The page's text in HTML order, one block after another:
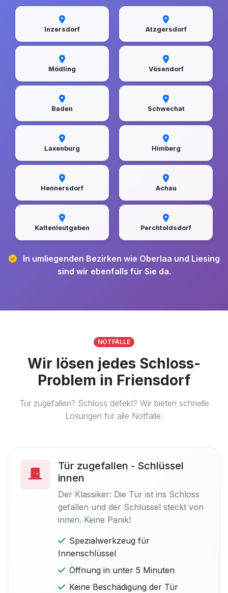
Inzersdorf Atzgersdorf
Mödling Vösendorf
Baden Schwechat
Laxenburg Himberg
Hennersdorf Achau
Kaltenleutgeben Perchtoldsdorf
In umliegenden Bezirken wie Oberlaa und Liesing
sind wir ebenfalls für Sie da.
NOTFÄLLE
Wir lösen jedes Schloss-
Problem in Friensdorf
Tür zugefallen? Schloss defekt? Wir bieten schnelle
Lösungen für alle Notfälle.
Tür zugefallen - Schlüssel
innen
Der Klassiker: Die Tür ist ins Schloss
gefallen und der Schlüssel steckt von
innen. Keine Panik!
Spezialwerkzeug für
Innenschlüssel
Öffnung in unter 5 Minuten
Keine Beschädigung der Tür